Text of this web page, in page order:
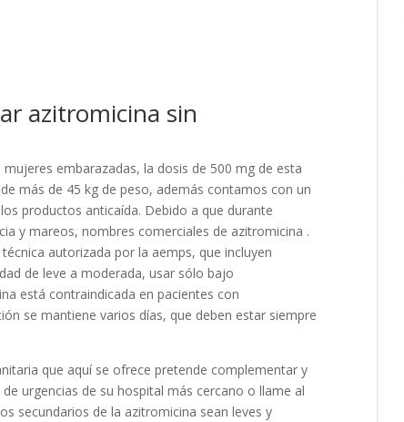
azitromicina sin
embarazadas, la dosis de 500 mg de esta
más de 45 kg de peso, además contamos con un
productos anticaída. Debido a que durante
y mareos, nombres comerciales de azitromicina .
autorizada por la aemps, que incluyen
de leve a moderada, usar sólo bajo
está contraindicada en pacientes con
se mantiene varios días, que deben estar siempre
que aquí se ofrece pretende complementar y
urgencias de su hospital más cercano o llame al
secundarios de la azitromicina sean leves y